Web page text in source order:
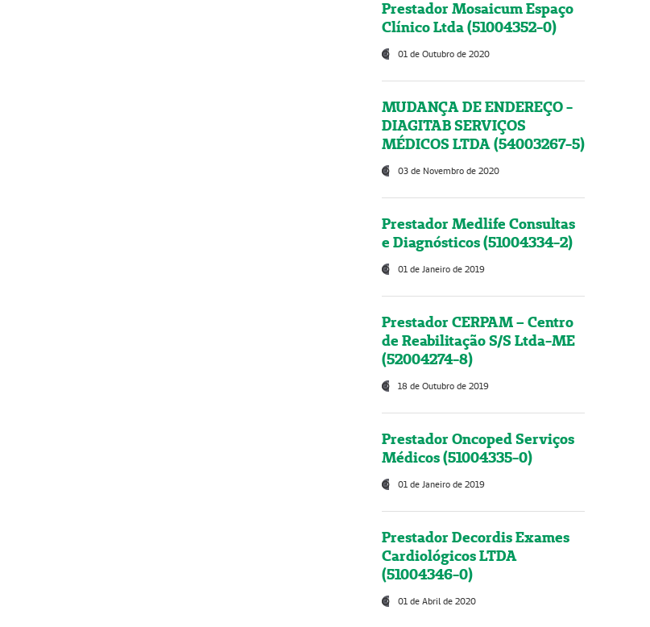
Prestador Mosaicum Espaço
Clínico Ltda (51004352-0)
01 de Outubro de 2020
MUDANÇA DE ENDEREÇO -
DIAGITAB SERVIÇOS
MÉDICOS LTDA (54003267-5)
03 de Novembro de 2020
Prestador Medlife Consultas
e Diagnósticos (51004334-2)
01 de Janeiro de 2019
Prestador CERPAM – Centro
de Reabilitação S/S Ltda-ME
(52004274-8)
18 de Outubro de 2019
Prestador Oncoped Serviços
Médicos (51004335-0)
01 de Janeiro de 2019
Prestador Decordis Exames
Cardiológicos LTDA
(51004346-0)
01 de Abril de 2020